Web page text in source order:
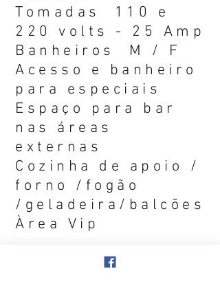
Tomadas 110 e
220 volts - 25 Amp
Banheiros M / F
Acesso e banheiro
para especiais
Espaço para bar
nas áreas
externas
Cozinha de apoio /
forno /fogão
/geladeira/balcões
Àrea Vip
Agradecemos sua visita